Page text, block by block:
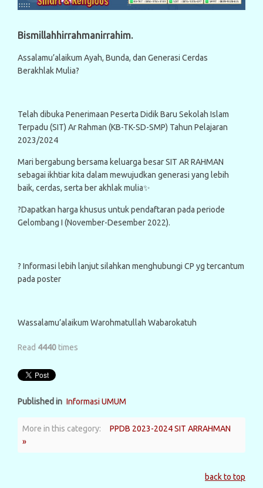
Bismillahhirrahmanirrahim.
Assalamu’alaikum Ayah, Bunda, dan Generasi Cerdas
Berakhlak Mulia?
Telah dibuka Penerimaan Peserta Didik Baru Sekolah Islam
Terpadu (SIT) Ar Rahman (KB-TK-SD-SMP) Tahun Pelajaran
2023/2024
Mari bergabung bersama keluarga besar SIT AR RAHMAN
sebagai ikhtiar kita dalam mewujudkan generasi yang lebih
baik, cerdas, serta ber akhlak mulia✨
?Dapatkan harga khusus untuk pendaftaran pada periode
Gelombang I (November-Desember 2022).
? Informasi lebih lanjut silahkan menghubungi CP yg tercantum
pada poster
Wassalamu’alaikum Warohmatullah Wabarokatuh
Read 4440 times
Published in Informasi UMUM
More in this category:
PPDB 2023-2024 SIT ARRAHMAN
»
back to top